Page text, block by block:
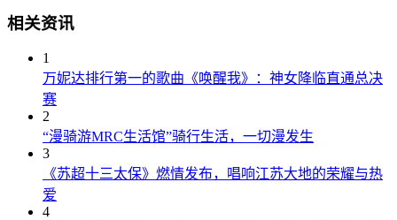
相关资讯
1
万妮达排行第一的歌曲《唤醒我》：神女降临直通总决
赛
2
“漫骑游MRC生活馆”骑行生活，一切漫发生
3
《苏超十三太保》燃情发布，唱响江苏大地的荣耀与热
爱
4